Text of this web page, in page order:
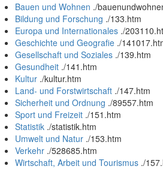
Bauen und Wohnen ./
Bildung und Forschung ./133.htm
Europa und Internationales ./
Geschichte und Geografie ./
Gesellschaft und Soziales ./139.htm
Gesundheit ./141.htm
Kultur ./kultur.htm
Land- und Forstwirtschaft ./147.htm
Sicherheit und Ordnung ./89557.htm
Sport und Freizeit ./151.htm
Statistik ./statistik.htm
Umwelt und Natur ./153.htm
Verkehr ./528685.htm
Wirtschaft, Arbeit und Tourismus ./